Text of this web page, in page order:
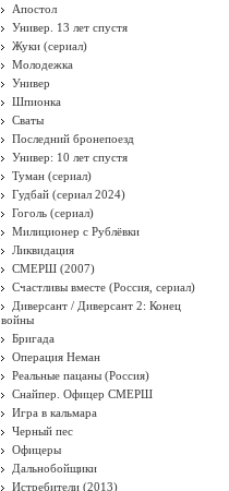
Апостол
Универ. 13 лет спустя
Жуки (сериал)
Молодежка
Универ
Шпионка
Сваты
Последний бронепоезд
Универ: 10 лет спустя
Туман (сериал)
Гудбай (сериал 2024)
Гоголь (сериал)
Милиционер с Рублёвки
Ликвидация
СМЕРШ (2007)
Счастливы вместе (Россия, сериал)
Диверсант / Диверсант 2: Конец
войны
Бригада
Операция Неман
Реальные пацаны (Россия)
Снайпер. Офицер СМЕРШ
Игра в кальмара
Черный пес
Офицеры
Дальнобойщики
Истребители (2013)